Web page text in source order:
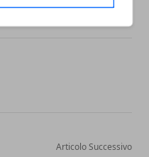
Articolo Successivo